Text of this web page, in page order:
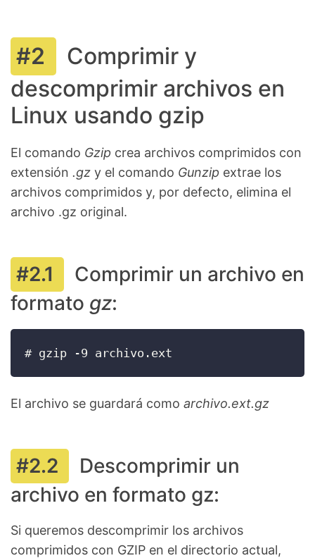
Comprimir y
descomprimir archivos en
Linux usando gzip
El comando Gzip crea archivos comprimidos con
extensión .gz y el comando Gunzip extrae los
archivos comprimidos y, por defecto, elimina el
archivo .gz original.
Comprimir un archivo en
formato gz:
# gzip -9 archivo.ext
El archivo se guardará como archivo.ext.gz
Descomprimir un
archivo en formato gz:
Si queremos descomprimir los archivos
comprimidos con GZIP en el directorio actual,